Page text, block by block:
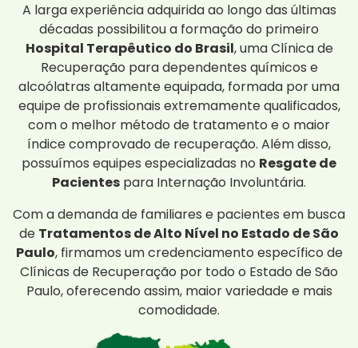
A larga experiência adquirida ao longo das últimas
décadas possibilitou a formação do primeiro
Hospital Terapêutico do Brasil, uma Clínica de
Recuperação para dependentes químicos e
alcoólatras altamente equipada, formada por uma
equipe de profissionais extremamente qualificados,
com o melhor método de tratamento e o maior
índice comprovado de recuperação. Além disso,
possuímos equipes especializadas no Resgate de
Pacientes para Internação Involuntária.
Com a demanda de familiares e pacientes em busca
de Tratamentos de Alto Nível no Estado de São
Paulo, firmamos um credenciamento específico de
Clínicas de Recuperação por todo o Estado de São
Paulo, oferecendo assim, maior variedade e mais
comodidade.